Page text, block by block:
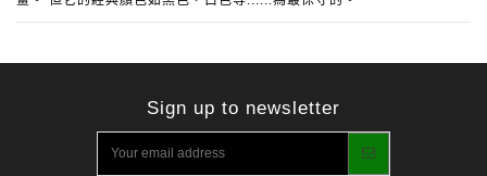
Sign up to newsletter